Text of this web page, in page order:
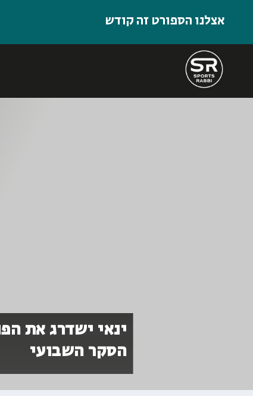
אצלנו הספורט זה קודש
ינאי ישדרג את
הסקר השבועי